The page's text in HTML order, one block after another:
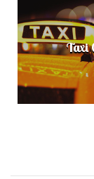
Taxi